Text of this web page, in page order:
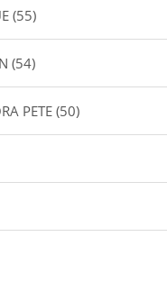
(55)
(54)
PETE (50)